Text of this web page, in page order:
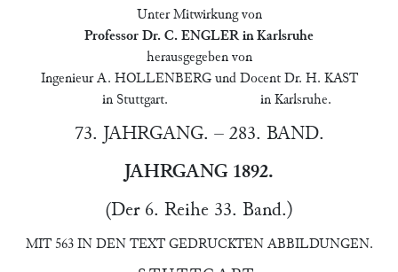
Unter Mitwirkung von
Professor Dr. C. ENGLER in Karlsruhe
herausgegeben von
Ingenieur A. HOLLENBERG und Docent Dr. H. KAST
in Stuttgart. in Karlsruhe.
73. JAHRGANG. – 283. BAND.
JAHRGANG 1892.
(Der 6. Reihe 33. Band.)
MIT 563 IN DEN TEXT GEDRUCKTEN ABBILDUNGEN.